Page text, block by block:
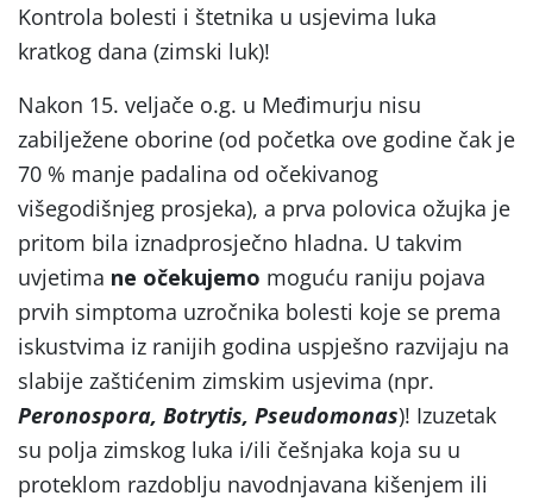
Kontrola bolesti i štetnika u usjevima luka
kratkog dana (zimski luk)!
Nakon 15. veljače o.g. u Međimurju nisu
zabilježene oborine (od početka ove godine čak je
70 % manje padalina od očekivanog
višegodišnjeg prosjeka), a prva polovica ožujka je
pritom bila iznadprosječno hladna. U takvim
uvjetima ne očekujemo moguću raniju pojava
prvih simptoma uzročnika bolesti koje se prema
iskustvima iz ranijih godina uspješno razvijaju na
slabije zaštićenim zimskim usjevima (npr.
Peronospora, Botrytis, Pseudomonas)! Izuzetak
su polja zimskog luka i/ili češnjaka koja su u
proteklom razdoblju navodnjavana kišenjem ili